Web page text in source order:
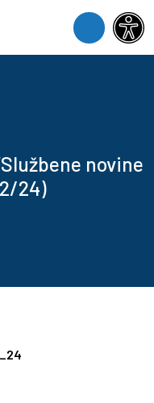
Menu
novine
24)